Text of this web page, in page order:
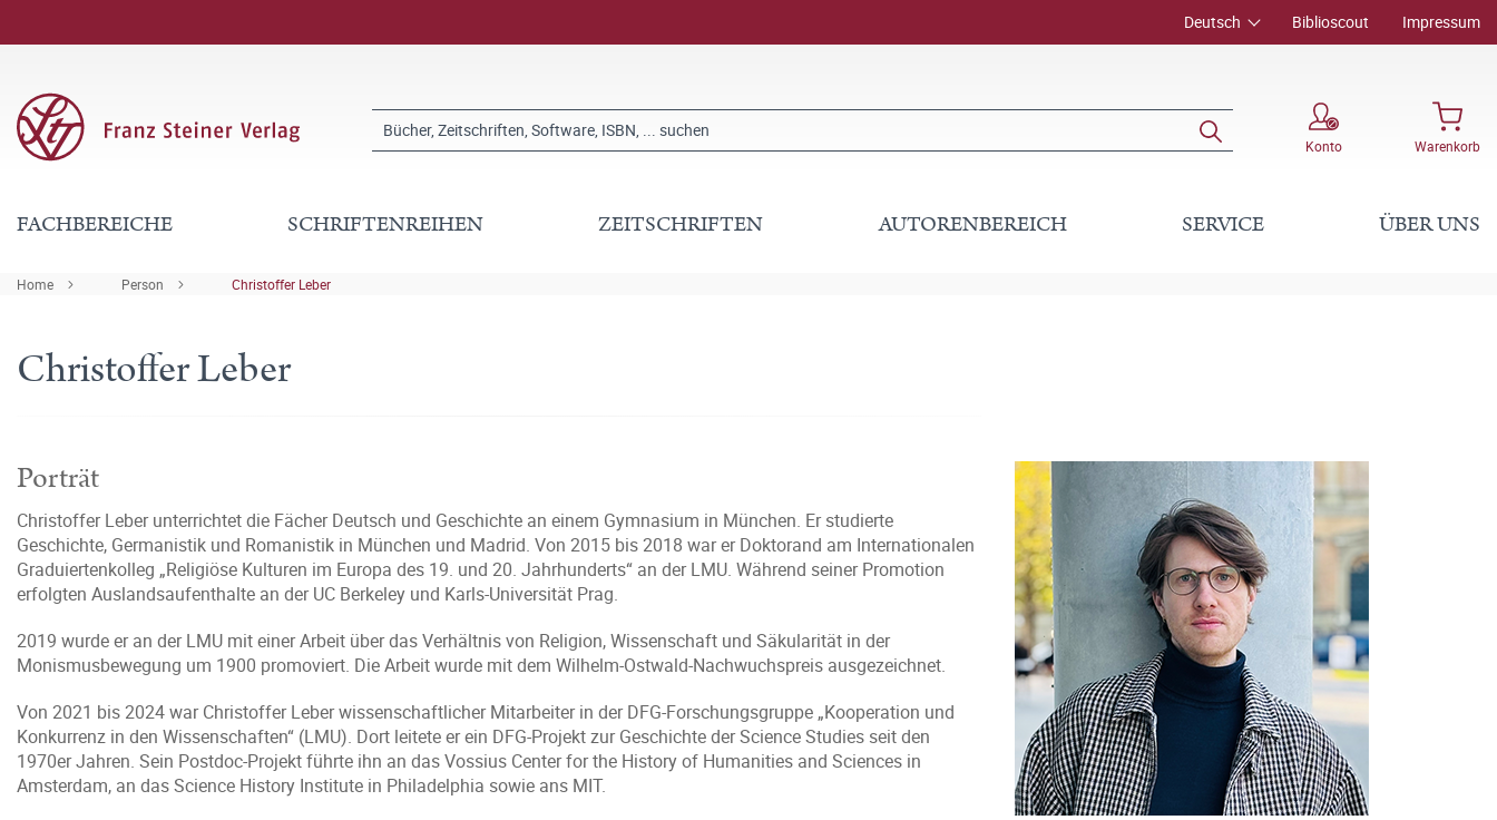
Deutsch Biblioscout Impressum
Konto Warenkorb
FACHBEREICHE SCHRIFTENREIHEN ZEITSCHRIFTEN AUTORENBEREICH SERVICE ÜBER UNS
Home Person Christoffer Leber
Christoffer Leber
Porträt
Christoffer Leber unterrichtet die Fächer Deutsch und Geschichte an einem Gymnasium in München. Er studierte
Geschichte, Germanistik und Romanistik in München und Madrid. Von 2015 bis 2018 war er Doktorand am Internationalen
Graduiertenkolleg „Religiöse Kulturen im Europa des 19. und 20. Jahrhunderts“ an der LMU. Während seiner Promotion
erfolgten Auslandsaufenthalte an der UC Berkeley und Karls-Universität Prag.
2019 wurde er an der LMU mit einer Arbeit über das Verhältnis von Religion, Wissenschaft und Säkularität in der
Monismusbewegung um 1900 promoviert. Die Arbeit wurde mit dem Wilhelm-Ostwald-Nachwuchspreis ausgezeichnet.
Von 2021 bis 2024 war Christoffer Leber wissenschaftlicher Mitarbeiter in der DFG-Forschungsgruppe „Kooperation und
Konkurrenz in den Wissenschaften“ (LMU). Dort leitete er ein DFG-Projekt zur Geschichte der Science Studies seit den
1970er Jahren. Sein Postdoc-Projekt führte ihn an das Vossius Center for the History of Humanities and Sciences in
Amsterdam, an das Science History Institute in Philadelphia sowie ans MIT.